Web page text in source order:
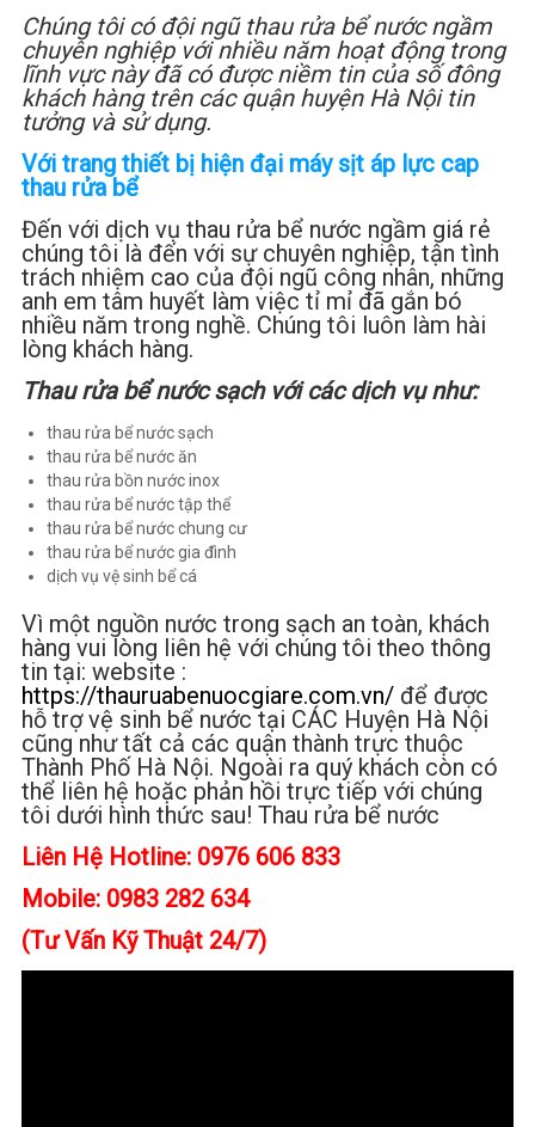
Chúng tôi có đội ngũ thau rửa bể nước ngầm
chuyên nghiệp với nhiều năm hoạt động trong
lĩnh vực này đã có được niềm tin của số đông
khách hàng trên các quận huyện Hà Nội tin
tưởng và sử dụng.
Với trang thiết bị hiện đại máy sịt áp lực cap
thau rửa bể
Đến với dịch vụ thau rửa bể nước ngầm giá rẻ
chúng tôi là đến với sự chuyên nghiệp, tận tình
trách nhiệm cao của đội ngũ công nhân, những
anh em tâm huyết làm việc tỉ mỉ đã gắn bó
nhiều năm trong nghề. Chúng tôi luôn làm hài
lòng khách hàng.
Thau rửa bể nước sạch với các dịch vụ như:
thau rửa bể nước sạch
thau rửa bể nước ăn
thau rửa bồn nước inox
thau rửa bể nước tập thể
thau rửa bể nước chung cư
thau rửa bể nước gia đình
dịch vụ vệ sinh bể cá
Vì một nguồn nước trong sạch an toàn, khách
hàng vui lòng liên hệ với chúng tôi theo thông
tin tại: website :
https://thauruabenuocgiare.com.vn/ để được
hỗ trợ vệ sinh bể nước tại CÁC Huyện Hà Nội
cũng như tất cả các quận thành trực thuộc
Thành Phố Hà Nội. Ngoài ra quý khách còn có
thể liên hệ hoặc phản hồi trực tiếp với chúng
tôi dưới hình thức sau! Thau rửa bể nước
Liên Hệ Hotline: 0976 606 833
Mobile: 0983 282 634
(Tư Vấn Kỹ Thuật 24/7)